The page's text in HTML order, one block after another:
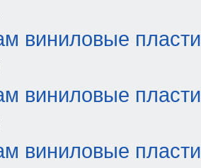
виниловые
виниловые
виниловые